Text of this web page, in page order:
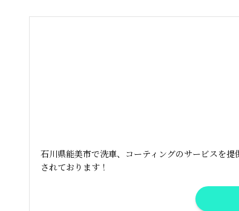
石川県能美市で洗車、コーティングのサービスを
されております！